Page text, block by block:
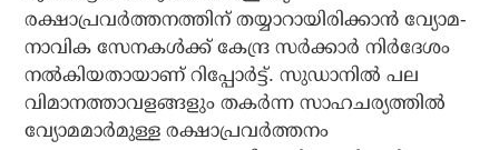
രക്ഷാപ്രവര്‍ത്തനത്തിന് തയ്യാറായിരിക്കാന്‍ വ്യോമ-
നാവിക സേനകള്‍ക്ക് കേന്ദ്ര സര്‍ക്കാര്‍ നിര്‍ദേശം
നല്‍കിയതായാണ് റിപ്പോര്‍ട്ട്. സുഡാനില്‍ പല
വിമാനത്താവളങ്ങളും തകര്‍ന്ന സാഹചര്യത്തില്‍
വ്യോമമാര്‍മുള്ള രക്ഷാപ്രവര്‍ത്തനം